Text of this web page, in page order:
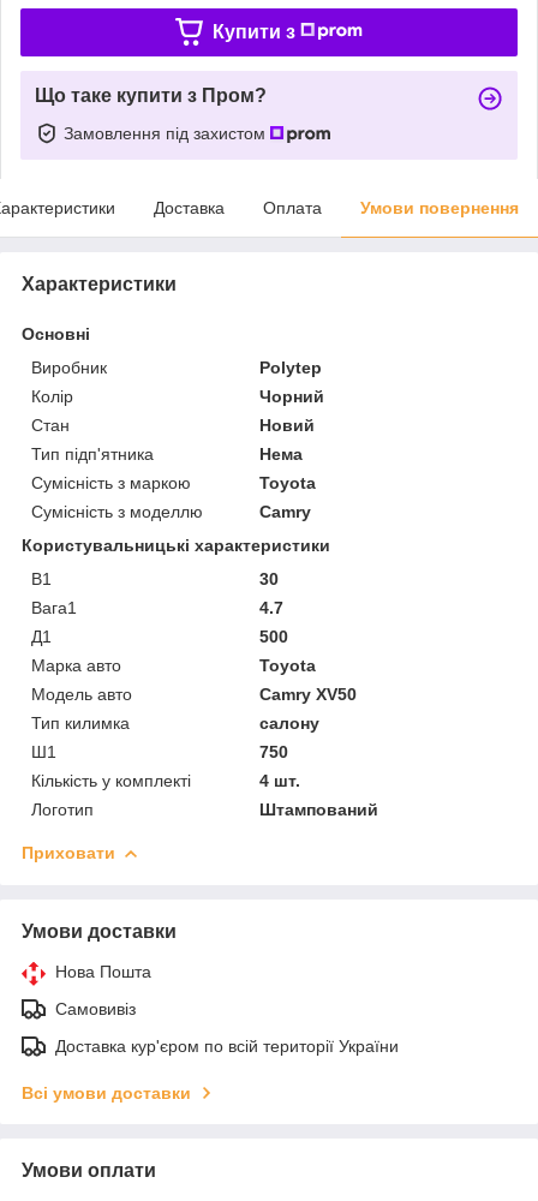
Купити з
Що таке купити з Пром?
Замовлення під захистом
Доставка Оплата Умови повернення
Характеристики
Основні
Виробник
Polytep
Колір
Чорний
Стан
Новий
Тип підп'ятника
Нема
Сумісність з маркою
Toyota
Сумісність з моделлю
Camry
Користувальницькі характеристики
В1
30
Вага1
4.7
Д1
500
Марка авто
Toyota
Модель авто
Camry XV50
Тип килимка
салону
Ш1
750
Кількість у комплекті
4 шт.
Логотип
Штампований
Приховати
Умови доставки
Нова Пошта
Самовивіз
Доставка кур'єром по всій території України
Всі умови доставки
Умови оплати